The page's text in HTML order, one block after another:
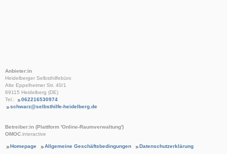
Anbieter:in
Heidelberger Selbsthilfebüro
Alte Eppelheimer Str. 40/1
69115 Heidelberg (DE)
Tel.:
062216530974
schwarz@selbsthilfe-heidelberg.de
Betreiber:in (Plattform 'Online-Raumverwaltung')
OMOC.interactive
Homepage Allgemeine Geschäftsbedingungen Datenschutzerklärung